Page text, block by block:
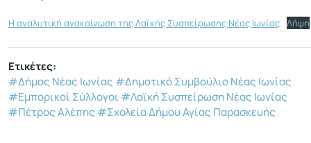
Η αναλυτική ανακοίνωση της Λαϊκής Συσπείρωσης Νέας Ιωνίας Λήψη
Ετικέτες:
#Δήμος Νέας Ιωνίας #Δημοτικό Συμβούλιο Νέας Ιωνίας
#Εμπορικοί Σύλλογοι #Λαϊκή Συσπείρωση Νέας Ιωνίας
#Πέτρος Αλέπης #Σχολεία Δήμου Αγίας Παρασκευής